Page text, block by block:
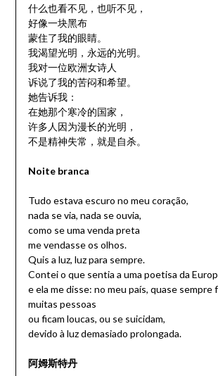
什么也看不见，也听不见，
好像一块黑布
蒙住了我的眼睛。
我渴望光明，永远的光明。
我对一位欧洲女诗人
诉说了我的苦闷和希望。
她告诉我：
在她那个寒冷的国家，
许多人因为漫长的光明，
不是精神失常，就是自杀。
Noite branca
Tudo estava escuro no meu coração,
nada se via, nada se ouvia,
como se uma venda preta
me vendasse os olhos.
Quis a luz, luz para sempre.
Contei o que sentia a uma poetisa da
e ela me disse: no meu país, quase sempre
muitas pessoas
ou ficam loucas, ou se suicidam,
devido à luz demasiado prolongada.
阿姆斯特丹